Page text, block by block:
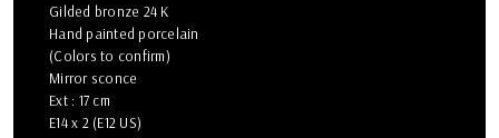
Gilded bronze 24 K
Hand painted porcelain
(Colors to confirm)
Mirror sconce
Ext : 17 cm
E14 x 2 (E12 US)